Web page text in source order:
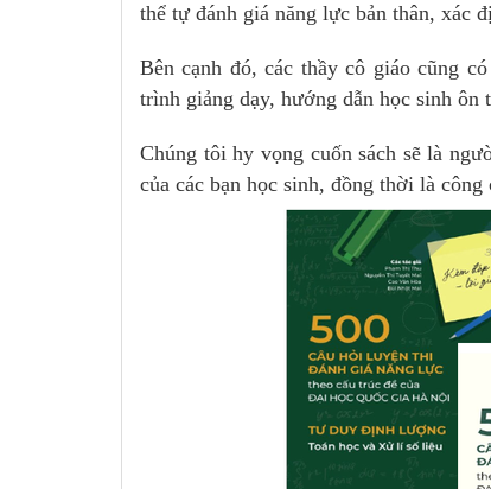
thể tự đánh giá năng lực bản thân, xác
Bên cạnh đó, các thầy cô giáo cũng
trình giảng dạy, hướng dẫn học sinh ôn
Chúng tôi hy vọng cuốn sách sẽ là
của các bạn học sinh, đồng thời là